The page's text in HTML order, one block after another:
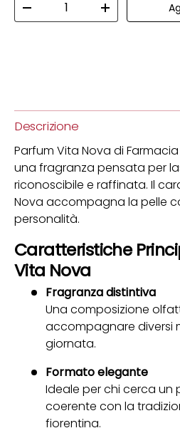
Diminuire la quantitàAumenta la
Descrizione
Parfum Vita Nova di Farmacia
una fragranza pensata per
riconoscibile e raffinata. Il
Nova accompagna la pelle
personalità.
Caratteristiche
Vita Nova
Fragranza distintiva
Una composizione
accompagnare diversi
giornata.
Formato elegante
Ideale per chi cerca un
coerente con la
fiorentina.